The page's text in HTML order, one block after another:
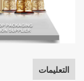
التعليمات